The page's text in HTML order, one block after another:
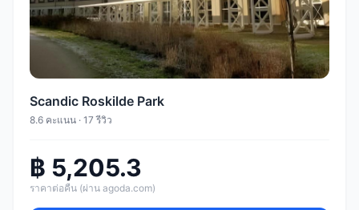
Scandic Roskilde Park
8.6 คะแนน · 17 รีวิว
฿ 5,205.3
ราคาต่อคืน (ผ่าน agoda.com)